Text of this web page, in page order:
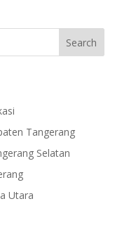
Search
Tangerang
Selatan
Utara